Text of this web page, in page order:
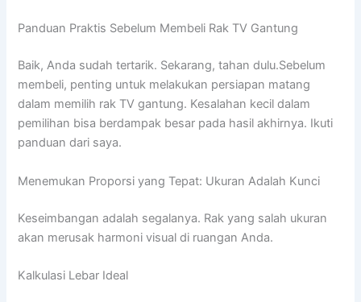
Panduan Praktis Sebelum Membeli Rak TV Gantung
Baik, Anda sudah tertarik. Sekarang, tahan dulu.Sebelum
membeli, penting untuk melakukan persiapan matang
dalam memilih rak TV gantung. Kesalahan kecil dalam
pemilihan bisa berdampak besar pada hasil akhirnya. Ikuti
panduan dari saya.
Menemukan Proporsi yang Tepat: Ukuran Adalah Kunci
Keseimbangan adalah segalanya. Rak yang salah ukuran
akan merusak harmoni visual di ruangan Anda.
Kalkulasi Lebar Ideal